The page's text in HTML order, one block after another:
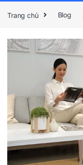
Trang chủ Blog